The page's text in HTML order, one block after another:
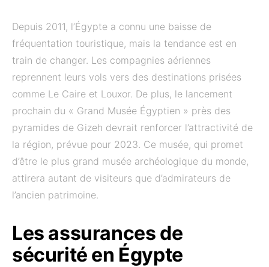
Depuis 2011, l’Égypte a connu une baisse de
fréquentation touristique, mais la tendance est en
train de changer. Les compagnies aériennes
reprennent leurs vols vers des destinations prisées
comme Le Caire et Louxor. De plus, le lancement
prochain du « Grand Musée Égyptien » près des
pyramides de Gizeh devrait renforcer l’attractivité de
la région, prévue pour 2023. Ce musée, qui promet
d’être le plus grand musée archéologique du monde,
attirera autant de visiteurs que d’admirateurs de
l’ancien patrimoine.
Les assurances de
sécurité en Égypte